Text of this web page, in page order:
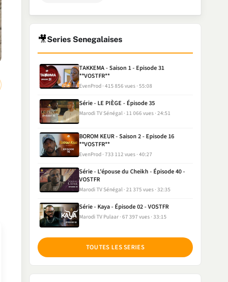
🎥Series Senegalaises
TAKKEMA - Saison 1 - Episode 31
**VOSTFR**
EvenProd 415 856 vues 55:08
Série - LE PIÈGE - Épisode 35
Marodi TV Sénégal 11 066 vues 24:51
BOROM KEUR - Saison 2 - Episode 16
**VOSTFR**
EvenProd 733 112 vues 40:27
Série - L'épouse du Cheikh - Épisode 40 -
VOSTFR
Marodi TV Sénégal 21 375 vues 32:35
Série - Kaya - Épisode 02 - VOSTFR
Marodi TV Pulaar 67 397 vues 33:15
TOUTES LES SERIES